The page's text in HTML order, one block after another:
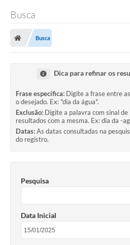
Busca
Busca
Dica para refinar os
Frase específica: Digite a frase entre
o desejado. Ex: "dia da água".
Exclusão: Digite a palavra com sinal
resultados com a mesma. Ex: dia da -
Datas:As datas consultadas na
do registro.
Pesquisa
Data Inicial